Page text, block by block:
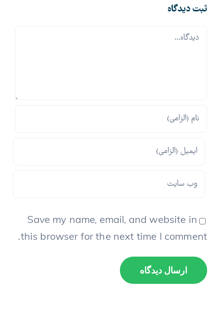
ثبت ديدگاه
Comment
Save my name, email, and website in
this browser for the next time I comment.